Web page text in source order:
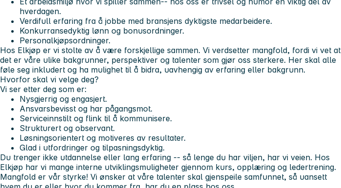
hverdagen.
Verdifull erfaring fra å jobbe med bransjens dyktigste medarbeidere.
Konkurransedyktig lønn og bonusordninger.
Personalkjøpsordninger.
Hos Elkjøp er vi stolte av å være forskjellige sammen. Vi verdsetter mangfold, fordi vi vet at
det er våre ulike bakgrunner, perspektiver og talenter som gjør oss sterkere. Her skal alle
føle seg inkludert og ha mulighet til å bidra, uavhengig av erfaring eller bakgrunn.
Hvorfor skal vi velge deg?
Vi ser etter deg som er:
Nysgjerrig og engasjert.
Ansvarsbevisst og har pågangsmot.
Serviceinnstilt og flink til å kommunisere.
Strukturert og observant.
Løsningsorientert og motiveres av resultater.
Glad i utfordringer og tilpasningsdyktig.
Du trenger ikke utdannelse eller lang erfaring -- så lenge du har viljen, har vi veien. Hos
Elkjøp har vi mange interne utviklingsmuligheter gjennom kurs, opplæring og ledertrening.
Mangfold er vår styrke! Vi ønsker at våre talenter skal gjenspeile samfunnet, så uansett